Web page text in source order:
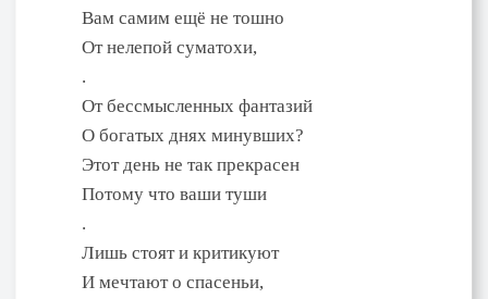
Вам самим ещё не тошно
От нелепой суматохи,
.
От бессмысленных фантазий
О богатых днях минувших?
Этот день не так прекрасен
Потому что ваши туши
.
Лишь стоят и критикуют
И мечтают о спасеньи,